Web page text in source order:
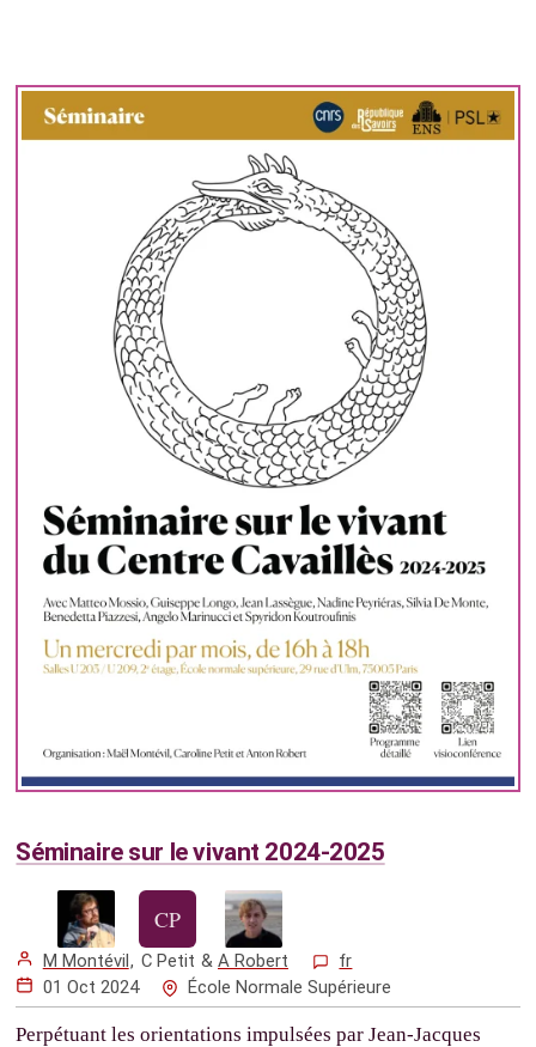
Séminaire sur le vivant 2024-2025
M Montévil, C Petit &A Robert
fr
01 Oct 2024
École Normale Supérieure
Perpétuant les orientations impulsées par Jean-Jacques